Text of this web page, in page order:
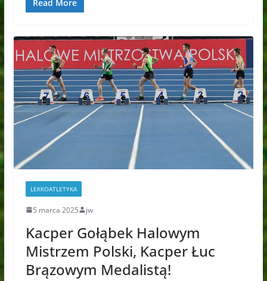
Read More
LEKKOATLETYKA
5 marca 2025 jw
Kacper Gołąbek Halowym
Mistrzem Polski, Kacper Łuc
Brązowym Medalistą!